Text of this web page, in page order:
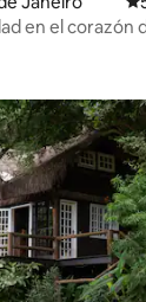
reseñas
en el corazón